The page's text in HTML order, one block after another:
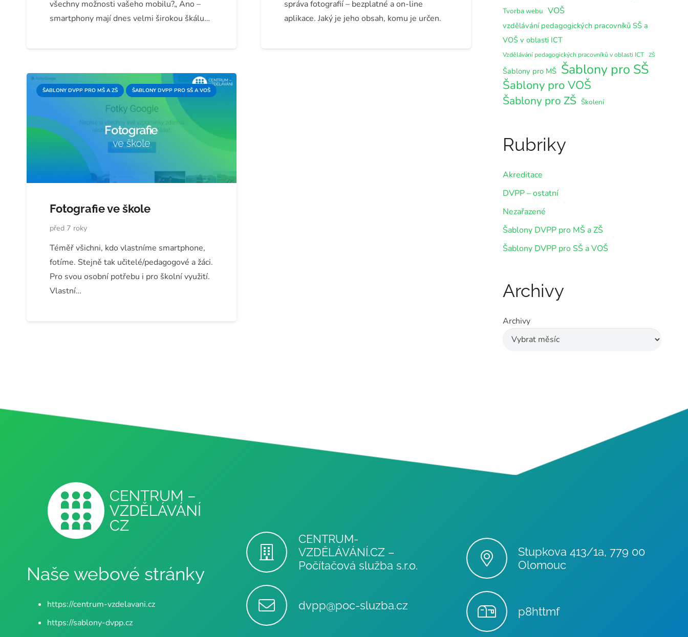
všechny možnosti vašeho mobilu?„ Ano –
smartphony mají dnes velmi širokou škálu…
správa fotografií – bezplatné a on-line
aplikace. Jaký je jeho obsah, komu je určen.
ŠABLONY DVPP PRO MŠ A ZŠ ŠABLONY DVPP PRO SŠ A VOŠ
Fotografie ve škole
před 7 roky
Téměř všichni, kdo vlastníme smartphone,
fotíme. Stejně tak učitelé/pedagogové a žáci.
Pro svou osobní potřebu i pro školní využití.
Vlastní…
Tvorba webu VOŠ
vzdělávání pedagogických pracovníků SŠ a
VOŠ v oblasti ICT
Vzdělávání pedagogických pracovníků v oblasti ICT ZŠ
Šablony pro MŠ Šablony pro SŠ
Šablony pro VOŠ
Šablony pro ZŠ Školení
Rubriky
Akreditace
DVPP – ostatní
Nezařazené
Šablony DVPP pro MŠ a ZŠ
Šablony DVPP pro SŠ a VOŠ
Archivy
Archivy
Naše webové stránky
https://centrum-vzdelavani.cz
https://sablony-dvpp.cz
CENTRUM-
VZDĚLÁVÁNÍ.CZ –
Počítačová služba s.r.o.
dvpp@poc-sluzba.cz
Stupkova 413/1a, 779 00
Olomouc
p8httmf